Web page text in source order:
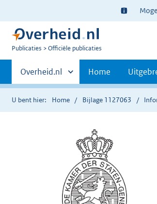
Ter
informatie:
U
Publicaties Officiële publicaties
Primaire
navigatie
Andere
sites
binnen
Overheid.nl Home
U bent hier: Home Bijlage 1127063